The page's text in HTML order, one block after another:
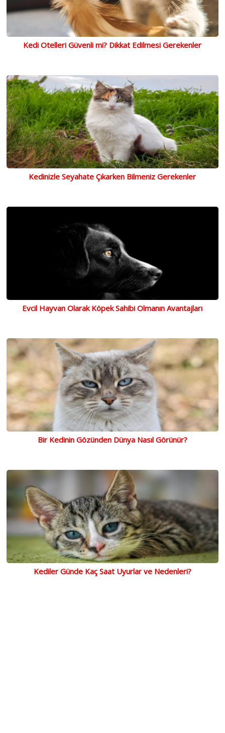
Kedi Otelleri Güvenli mi? Dikkat Edilmesi Gerekenler
Kedinizle Seyahate Çıkarken Bilmeniz Gerekenler
Evcil Hayvan Olarak Köpek Sahibi Olmanın Avantajları
Bir Kedinin Gözünden Dünya Nasıl Görünür?
Kediler Günde Kaç Saat Uyurlar ve Nedenleri?